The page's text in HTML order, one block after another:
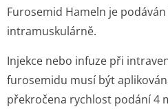
Furosemid Hameln je
intramuskulárně.
Injekce nebo infuze při
furosemidu musí být
překročena rychlost podání 4